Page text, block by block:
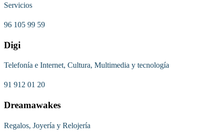
Servicios
96 105 99 59
Digi
Telefonía e Internet, Cultura, Multimedia y tecnología
91 912 01 20
Dreamawakes
Regalos, Joyería y Relojería